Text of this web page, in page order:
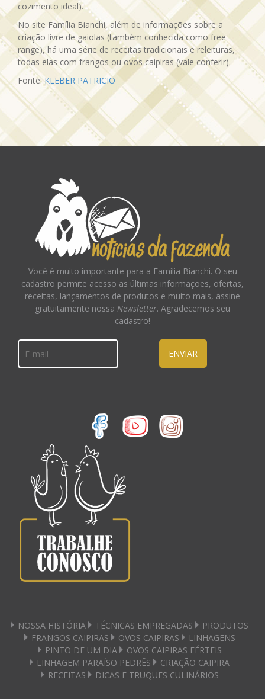
cozimento ideal).
No site Família Bianchi, além de informações sobre a
criação livre de gaiolas (também conhecida como free
range), há uma série de receitas tradicionais e releituras,
todas elas com frangos ou ovos caipiras (vale conferir).
Fonte:KLEBER PATRICIO
Você é muito importante para a Família Bianchi. O seu
cadastro permite acesso as últimas informações, ofertas,
receitas, lançamentos de produtos e muito mais, assine
gratuitamente nossa Newsletter. Agradecemos seu
cadastro!
ENVIAR
NOSSA HISTÓRIA TÉCNICAS EMPREGADAS
PRODUTOS
FRANGOS CAIPIRAS
OVOS CAIPIRAS
LINHAGENS
PINTO DE UM DIA
OVOS CAIPIRAS FÉRTEIS
LINHAGEM PARAÍSO PEDRÊS
CRIAÇÃO CAIPIRA
RECEITAS
DICAS E TRUQUES CULINÁRIOS